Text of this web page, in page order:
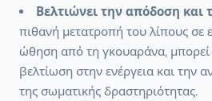
Βελτιώνει την απόδοση και
πιθανή μετατροπή του λίπους σε
ώθηση από τη γκουαράνα,
βελτίωση στην ενέργεια και την
της σωματικής δραστηριότητας.